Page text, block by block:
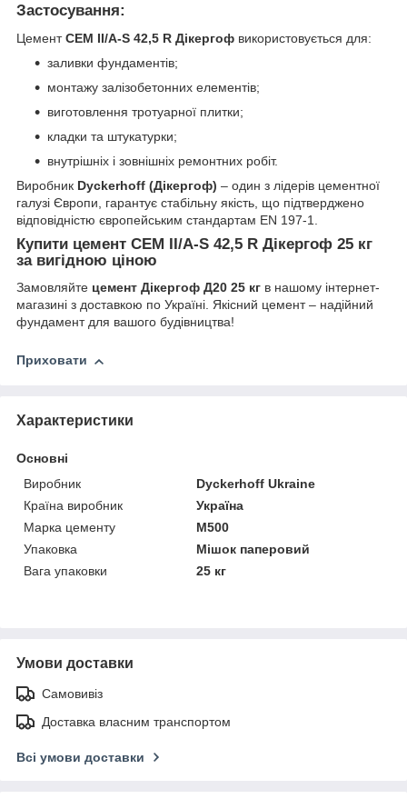
Застосування:
ЦементCEM II/A-S 42,5 R Дікергоф використовується для:
заливки фундаментів;
монтажу залізобетонних елементів;
виготовлення тротуарної плитки;
кладки та штукатурки;
внутрішніх і зовнішніх ремонтних робіт.
Виробник Dyckerhoff (Дікергоф) – один з лідерів цементної
галузі Європи, гарантує стабільну якість, що підтверджено
відповідністю європейським стандартам EN 197-1.
Купити цемент CEM II/A-S 42,5 R Дікергоф 25 кг
за вигідною ціною
Замовляйте цемент Дікергоф Д20 25 кг в нашому інтернет-
магазині з доставкою по Україні. Якісний цемент – надійний
фундамент для вашого будівництва!
Приховати
Характеристики
Основні
Виробник
Dyckerhoff Ukraine
Країна виробник
Україна
Марка цементу
М500
Упаковка
Мішок паперовий
Вага упаковки
25 кг
Умови доставки
Самовивіз
Доставка власним транспортом
Всі умови доставки